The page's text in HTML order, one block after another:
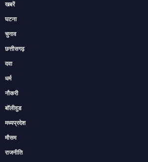
खबरें
घटना
चुनाव
छत्तीसगढ़
दवा
धर्म
नौकरी
बॉलीवुड
मध्यप्रदेश
मौसम
राजनीति